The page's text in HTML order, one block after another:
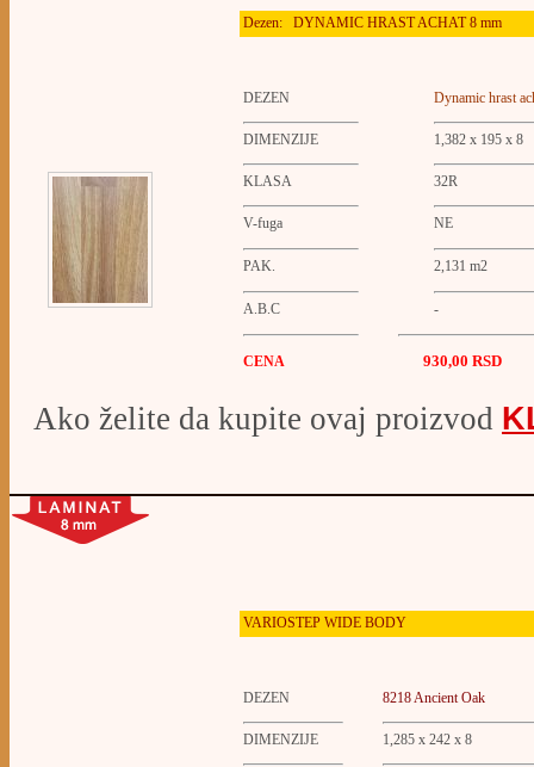
Dezen: DYNAMIC HRAST ACHAT 8 mm
DEZEN Dynamic hrast
DIMENZIJE 1,382 x 195 x 8
KLASA 32R
V-fuga NE
PAK. 2,131 m2
A.B.C -
CENA 930,00 RSD
Ako želite da kupite ovaj proizvod
VARIOSTEP WIDE BODY
DEZEN 8218 Ancient Oak
DIMENZIJE 1,285 x 242 x 8